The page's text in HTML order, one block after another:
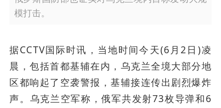
模打击。
据CCTV国际时讯，当地时间今天(6月2日)凌
晨，包括首都基辅在内，乌克兰全境大部分地
区都响起了空袭警报，基辅接连传出剧烈爆炸
声。乌克兰空军称，俄军共发射73枚导弹和6